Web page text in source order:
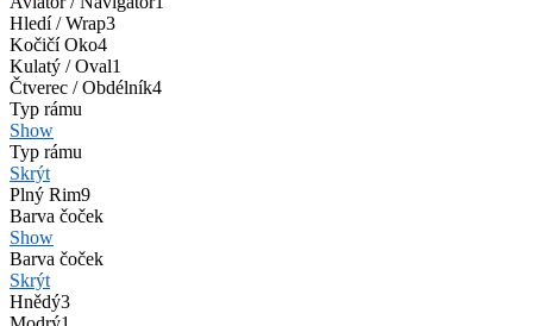
Hledí / Wrap3
Kočičí Oko4
Kulatý / Oval1
Čtverec / Obdélník4
Typ rámu
Show
Typ rámu
Skrýt
Plný Rim9
Barva čoček
Show
Barva čoček
Skrýt
Hnědý3